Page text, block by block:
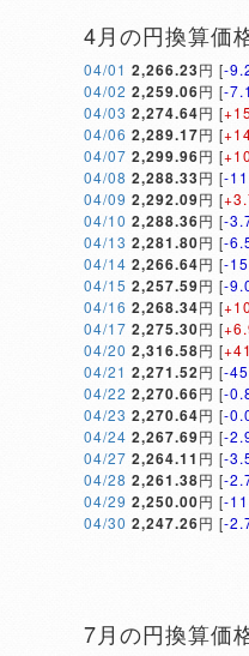
4月の円換算価
04/01 2,266.23円 [-
04/02 2,259.06円 [-
04/03 2,274.64円 [
04/06 2,289.17円 [
04/07 2,299.96円 [
04/08 2,288.33円 [-
04/09 2,292.09円 [
04/10 2,288.36円 [-
04/13 2,281.80円 [-
04/14 2,266.64円 [-
04/15 2,257.59円 [-
04/16 2,268.34円 [
04/17 2,275.30円 [
04/20 2,316.58円 [
04/21 2,271.52円 [-
04/22 2,270.66円 [-
04/23 2,270.64円 [-
04/24 2,267.69円 [-
04/27 2,264.11 円 [-
04/28 2,261.38円 [-
04/29 2,250.00円 [-
04/30 2,247.26円 [-
7月の円換算価